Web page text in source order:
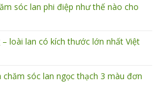
sóc lan phi điệp như thế nào cho
loài lan có kích thước lớn nhất Việt
chăm sóc lan ngọc thạch 3 màu đơn